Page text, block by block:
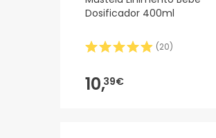
Dosificador 400ml
(20)
10,39€